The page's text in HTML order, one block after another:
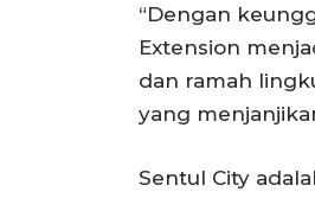
“Dengan
Extension
dan ramah
yang
Sentul City